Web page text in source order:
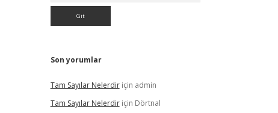
Son yorumlar
Tam Sayılar Nelerdiriçin admin
Tam Sayılar Nelerdiriçin Dörtnal